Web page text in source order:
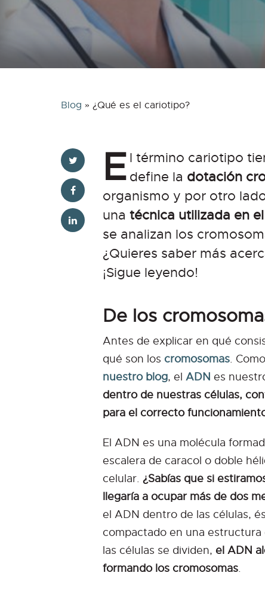
Blog » ¿Qué es el cariotipo?
E l término cariotipo
define la dotación
organismo y por otro
una técnica utilizada en
se analizan los
¿Quieres saber más
¡Sigue leyendo!
De los
Antes de explicar en qué
qué son los cromosomas.
nuestro blog, el ADN es
dentro de nuestras células,
para el correcto
El ADN es una molécula
escalera de caracol o doble
celular. ¿Sabías que si
llegaría a ocupar más de dos
el ADN dentro de las células,
compactado en una
las células se dividen, el ADN
formando los cromosomas.